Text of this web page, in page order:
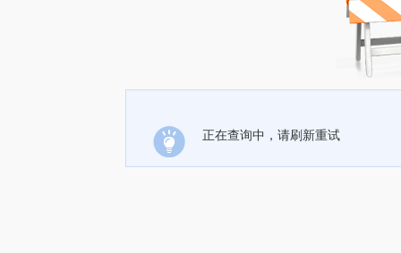
正在查询中，请刷新重试